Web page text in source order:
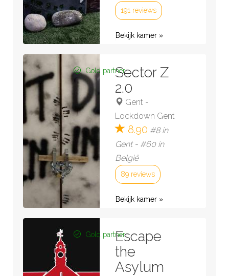
191 reviews
Bekijk kamer »
Gold partnerSector Z
2.0
Gent -
Lockdown Gent
8.90 #8 in
Gent - #60 in
België
89 reviews
Bekijk kamer »
Gold partnerEscape
the
Asylum